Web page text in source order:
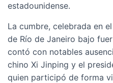
estadounidense.
La cumbre, celebrada en
de Río de Janeiro bajo
contó con notables
chino Xi Jinping y el
quien participó de forma